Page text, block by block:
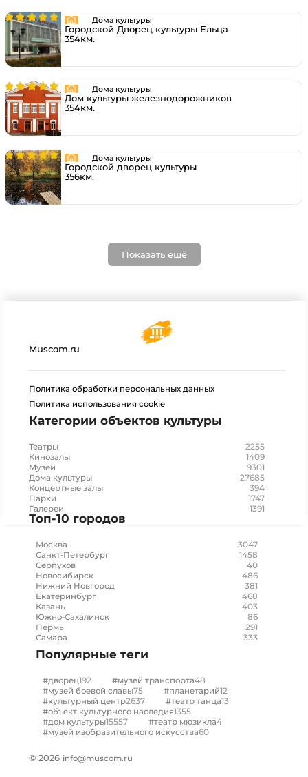
Дома культуры
Городской Дворец культуры Ельца
354км.
Дома культуры
Дом культуры железнодорожников
354км.
Дома культуры
Городской дворец культуры
356км.
Показать ещё
Muscom.ru
Политика обработки персональных данных
Политика использования cookie
Категории объектов культуры
Театры 2255
Кинозалы 1409
Музеи 9301
Дома культуры 27685
Концертные залы 394
Парки 1747
Галереи 1391
Топ-10 городов
Москва 3047
Санкт-Петербург 1458
Серпухов 40
Новосибирск 486
Нижний Новгород 381
Екатеринбург 468
Казань 403
Южно-Сахалинск 86
Пермь 291
Самара 333
Популярные теги
#дворец192 #музей транспорта48
#музей боевой славы75 #планетарий12
#культурный центр2637 #театр танца13
#объект культурного наследия1355
#дом культуры15557 #театр мюзикла4
#музей изобразительного искусства60
© 2026 info@muscom.ru